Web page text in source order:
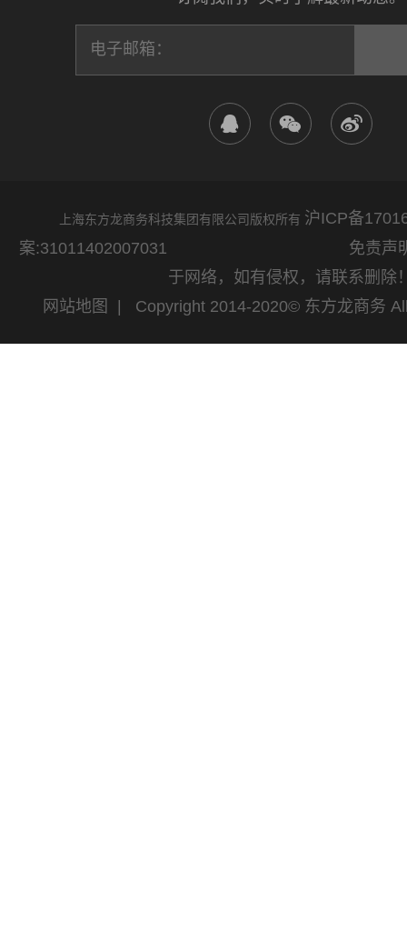
上海东方龙商务科技集团有限公司版权所有 沪ICP备
案:31011402007031 免责声明：网站
于网络，如有侵权，请联系删除
网站地图
| Copyright 2014-2020© 东方龙商务